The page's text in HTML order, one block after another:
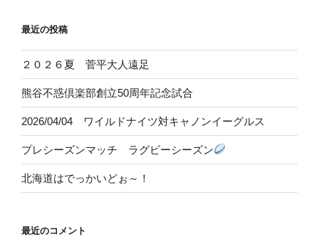
最近の投稿
２０２６夏 菅平大人遠足
熊谷不惑倶楽部創立50周年記念試合
2026/04/04 ワイルドナイツ対キャノンイーグルス
プレシーズンマッチ ラグビーシーズン
北海道はでっかいどぉ～！
最近のコメント